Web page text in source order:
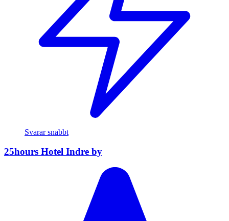
Svarar snabbt
25hours Hotel Indre by